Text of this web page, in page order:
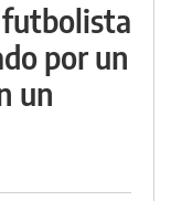
por un
un